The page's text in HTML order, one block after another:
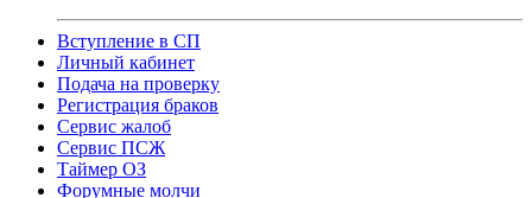
Вступление в СП
Личный кабинет
Подача на проверку
Регистрация браков
Сервис жалоб
Сервис ПСЖ
Таймер ОЗ
Форумные молчи